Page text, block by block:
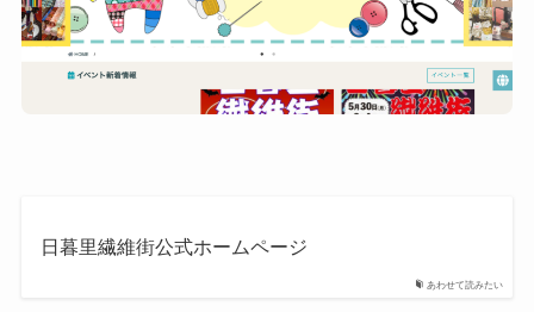
あわせて読みたい
日暮里繊維街公式ホームページ